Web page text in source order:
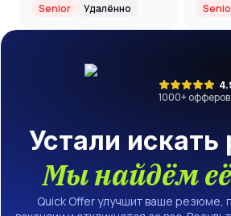
Senior Удалённо
1000+
Устали искать
Мы найдём её
Quick Offer улучшит ваше резюме,